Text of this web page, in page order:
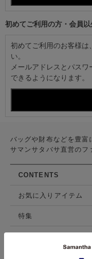
初めてご利用の方・会員
初めてご利用のお客様は
い。
メールアドレスとパス
できるようになります。
バッグや財布などを豊富
サマンサタバサ直営のフ
CONTENTS
お気に入りアイテム
特集